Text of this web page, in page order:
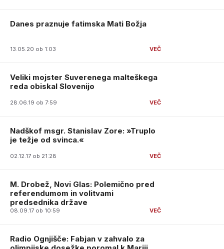
Danes praznuje fatimska Mati Božja
13.05.20 ob 1:03
Veliki mojster Suverenega malteškega
reda obiskal Slovenijo
28.06.19 ob 7:59
Nadškof msgr. Stanislav Zore: »Truplo
je težje od svinca.«
02.12.17 ob 21:28
M. Drobež, Novi Glas: Polemično pred
referendumom in volitvami
predsednika države
08.09.17 ob 10:59
Radio Ognjišče: Fabjan v zahvalo za